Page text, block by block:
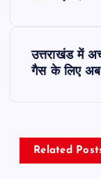
v
उत्तराखंड में
गैस के लिए अब
Related